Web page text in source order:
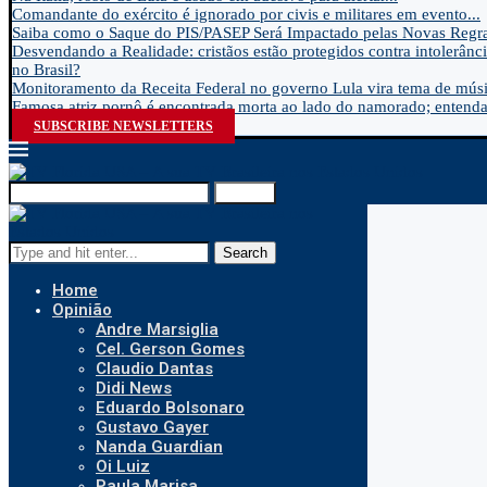
Comandante do exército é ignorado por civis e militares em evento...
Saiba como o Saque do PIS/PASEP Será Impactado pelas Novas
Desvendando a Realidade: cristãos estão protegidos contra
no Brasil?
Monitoramento da Receita Federal no governo Lula vira tema de
Famosa atriz pornô é encontrada morta ao lado do namorado;
SUBSCRIBE NEWSLETTERS
Search
Home
Opinião
Andre Marsiglia
Cel. Gerson Gomes
Claudio Dantas
Didi News
Eduardo Bolsonaro
Gustavo Gayer
Nanda Guardian
Oi Luiz